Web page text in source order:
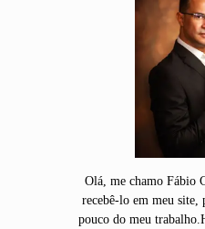
Olá, me chamo Fábio
recebê-lo em meu site,
pouco do meu